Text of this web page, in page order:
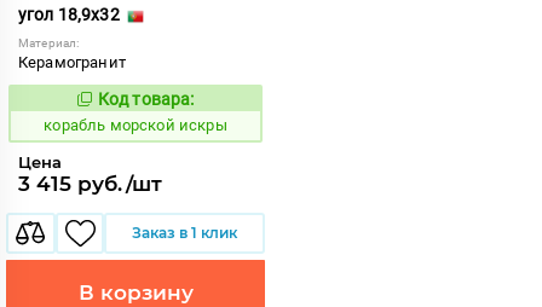
угол 18,9x32
Материал:
Керамогранит
Код:
773159
Код товара:
корабль морской искры
Цена
3 415 руб./шт
Заказ в 1 клик
В корзину